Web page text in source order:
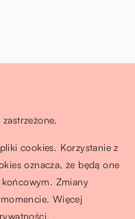
cookies. Korzystanie z
oznacza, że będą one
końcowym. Zmiany
Więcej
.